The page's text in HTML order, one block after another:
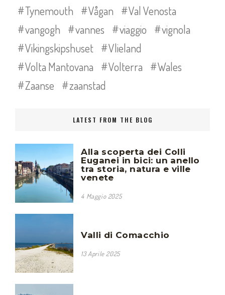
Tynemouth
Vågan
Val Venosta
vangogh
vannes viaggio
vignola
Vikingskipshuset
Vlieland
Volta Mantovana
Volterra
Wales
Zaanse
zaanstad
LATEST FROM THE BLOG
Alla scoperta dei Colli
Euganei in bici: un anello
tra storia, natura e ville
venete
4 Maggio 2025
Valli di Comacchio
13 Aprile 2025